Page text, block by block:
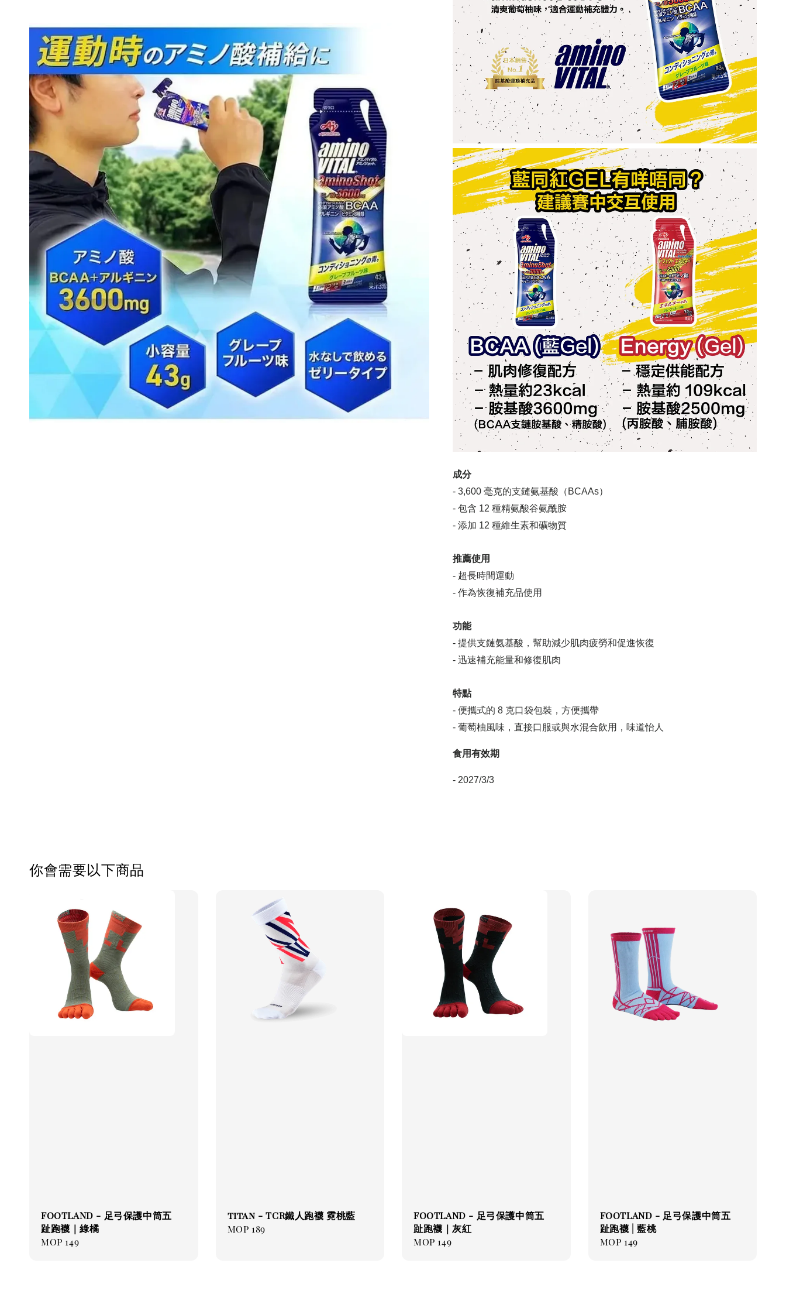
成分
- 3,600 毫克的支鏈氨基酸（BCAAs）
- 包含 12 種精氨酸谷氨酰胺
- 添加 12 種維生素和礦物質
推薦使用
- 超長時間運動
- 作為恢復補充品使用
功能
- 提供支鏈氨基酸，幫助減少肌肉疲勞和促進恢復
- 迅速補充能量和修復肌肉
特點
- 便攜式的 8 克口袋包裝，方便攜帶
-葡萄柚風味 ，直接口服或與水混合飲用，味道怡人
食用有效期
- 2027/3/3
你會需要以下商品
FOOTLAND - 足弓保護中筒五
趾跑襪｜綠橘
Regular
MOP 149
titan - TCR鐵人跑襪 霓桃藍
Regular
MOP 189
FOOTLAND - 足弓保護中筒五
趾跑襪｜灰紅
Regular
MOP 149
FOOTLAND - 足弓保護中筒五
趾跑襪 | 藍桃
Regular
MOP 149